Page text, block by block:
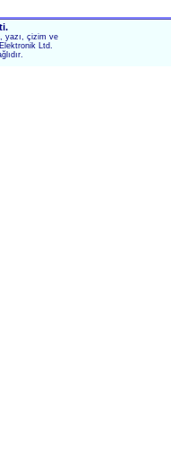
yazı, çizim ve
Ltd.